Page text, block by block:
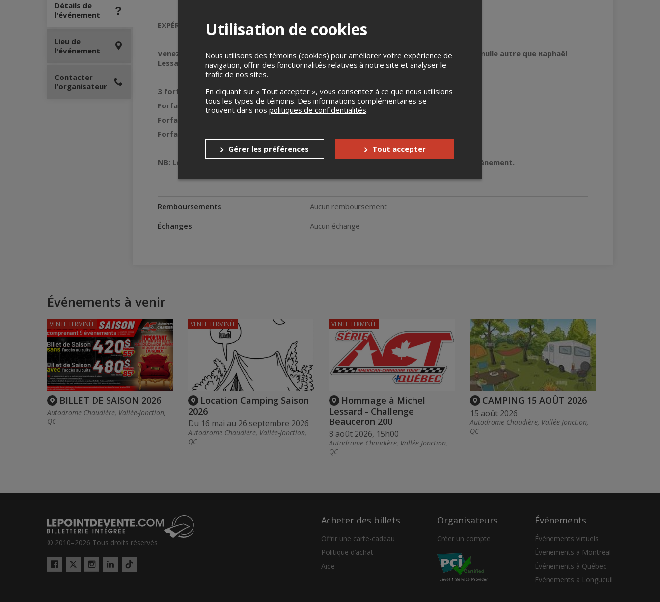
Détails de
l'événement
EXPÉRIENCE CHAUDIÈRE
Venez vivre l'expérience d'une voiture de course en étant passager avec comme Pilote nulle autre que Raphaël
Lessard
3 forfaits disponibles:
Forfait Découverte: 15 tours pour $169.99 plus taxes
Forfait Plaisir: 30 tours pour $299.99 plus taxes
Forfait Passionné: 50 tour pour 419.99 plus taxes
NB: Les acheteurs seront contactés au printemps 2026 pour déterminer la date de l'événement.
Remboursements
Aucun remboursement
Échanges
Aucun échange
Lieu de
l'événement
Contacter
l'organisateur
Événements à venir
BILLET DE SAISON 2026
Autodrome Chaudière, Vallée-Jonction,
QC
VENTE TERMINÉE
Location Camping Saison
2026
Du 16 mai au 26 septembre 2026
Autodrome Chaudière, Vallée-Jonction,
QC
VENTE TERMINÉE
Hommage à Michel
Lessard - Challenge
Beauceron 200
8 août 2026, 15h00
Autodrome Chaudière, Vallée-Jonction,
QC
VENTE TERMINÉE
CAMPING 15 AOÛT 2026
15 août 2026
Autodrome Chaudière, Vallée-Jonction,
QC
© 2010–2026 Tous droits réservés
Facebook
Twitter
InstagramLinkedIn
Tiktok
Acheter des billets
Offrir une carte-cadeau
Politique d’achat
Aide
Organisateurs
Créer un compte
Événements
Événements virtuels
Événements à Montréal
Événements à Québec
Événements à Longueuil
Utilisation de cookies
Nous utilisons des témoins (cookies) pour améliorer votre expérience de
navigation, offrir des fonctionnalités relatives à notre site et analyser le
trafic de nos sites.
En cliquant sur « Tout accepter », vous consentez à ce que nous utilisions
tous les types de témoins. Des informations complémentaires se
trouvent dans nos politiques de confidentialités.
Gérer les préférences Tout accepter